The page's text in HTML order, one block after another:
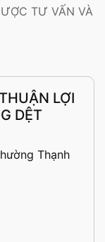
TƯ VẤN VÀ
LỢI
DỆT
Thạnh